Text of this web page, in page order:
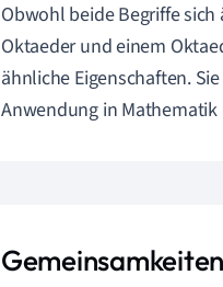
Obwohl beide Begriffe
Oktaeder und einem
ähnliche Eigenschaften.
Anwendung in Mathematik